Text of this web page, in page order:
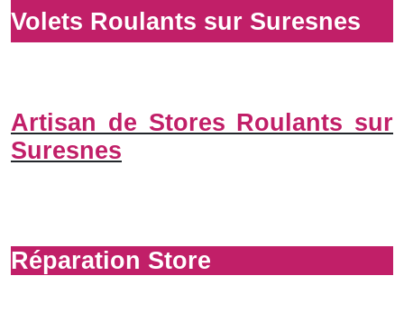
Volets Roulants sur Suresnes
Artisan de Stores Roulants sur
Suresnes
Réparation Store